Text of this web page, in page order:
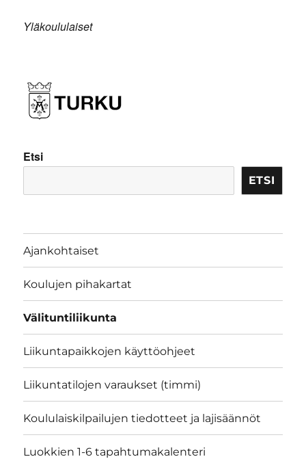
Yläkoululaiset
Etsi
ETSI
Ajankohtaiset
Koulujen pihakartat
Välituntiliikunta
Liikuntapaikkojen käyttöohjeet
Liikuntatilojen varaukset (timmi)
Koululaiskilpailujen tiedotteet ja lajisäännöt
Luokkien 1-6 tapahtumakalenteri